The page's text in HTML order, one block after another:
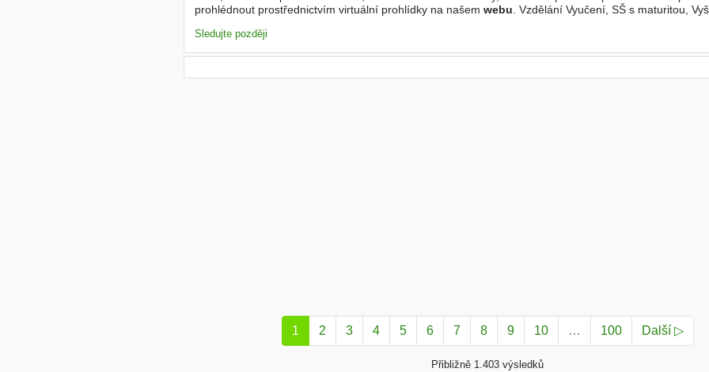
prohlédnout prostřednictvím virtuální prohlídky na našem webu . Vzdělání Vyučení, SŠ s maturitou,
Sledujte později
1 2 3 4 5 6 7 8 9 10 … 100 Další ▷
Přibližně 1.403 výsledků